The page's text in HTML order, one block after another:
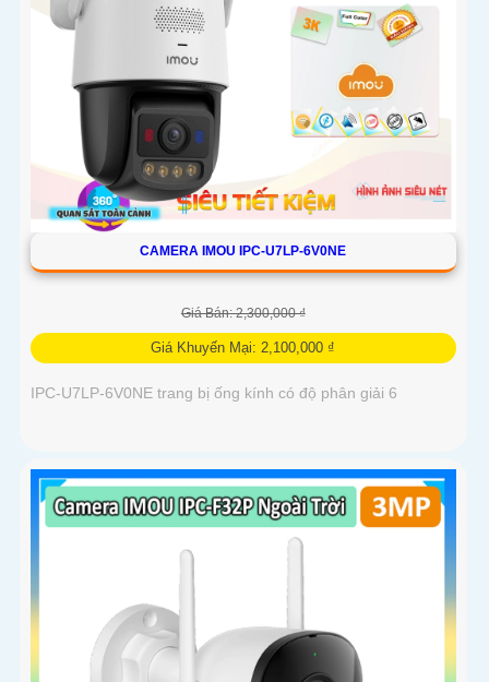
CAMERA IMOU IPC-U7LP-6V0NE
Giá Bán: 2,300,000 ₫
Giá Khuyến Mại: 2,100,000 ₫
IPC-U7LP-6V0NE trang bị ống kính có độ phân giải 6